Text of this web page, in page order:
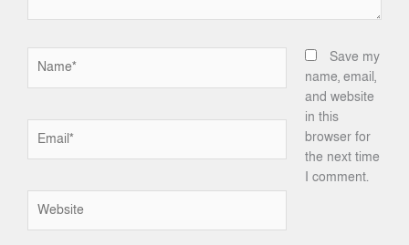
Save my
name, email,
and website
in this
browser for
the next time
I comment.